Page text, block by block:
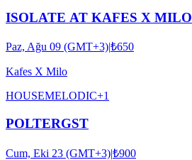
ISOLATE AT KAFES X MILO
Paz, Ağu 09 (GMT+3)|₺650
Kafes X Milo
HOUSEMELODIC+1
POLTERGST
Cum, Eki 23 (GMT+3)|₺900